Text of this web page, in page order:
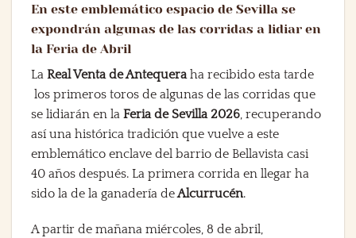
En este emblemático espacio de Sevilla se
expondrán algunas de las corridas a lidiar en
la Feria de Abril
La Real Venta de Antequeraha recibido esta tarde
los primeros toros de algunas de las corridas que
se lidiarán en la Feria de Sevilla 2026, recuperando
así una histórica tradición que vuelve a este
emblemático enclave del barrio de Bellavista casi
40 años después. La primera corrida en llegar ha
sido la de la ganadería deAlcurrucén.
A partir de mañana miércoles, 8 de abril,